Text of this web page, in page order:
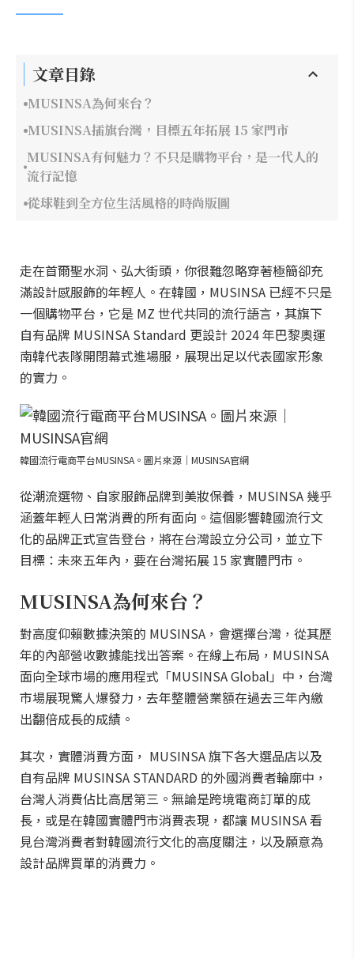
文章目錄
MUSINSA為何來台？
MUSINSA插旗台灣，目標五年拓展 15 家門市
MUSINSA有何魅力？不只是購物平台，是一代人的
流行記憶
從球鞋到全方位生活風格的時尚版圖
走在首爾聖水洞、弘大街頭，你很難忽略穿著極簡卻充
滿設計感服飾的年輕人。在韓國，MUSINSA 已經不只是
一個購物平台，它是 MZ 世代共同的流行語言，其旗下
自有品牌 MUSINSA Standard 更設計 2024 年巴黎奧運
南韓代表隊開閉幕式進場服，展現出足以代表國家形象
的實力。
韓國流行電商平台MUSINSA。圖片來源｜MUSINSA官網
從潮流選物、自家服飾品牌到美妝保養，MUSINSA 幾乎
涵蓋年輕人日常消費的所有面向。這個影響韓國流行文
化的品牌正式宣告登台，將在台灣設立分公司，並立下
目標：未來五年內，要在台灣拓展 15 家實體門市。
MUSINSA為何來台？
對高度仰賴數據決策的 MUSINSA，會選擇台灣，從其歷
年的內部營收數據能找出答案。在線上布局，MUSINSA
面向全球市場的應用程式「MUSINSA Global」中，台灣
市場展現驚人爆發力，去年整體營業額在過去三年內繳
出翻倍成長的成績。
其次，實體消費方面， MUSINSA 旗下各大選品店以及
自有品牌 MUSINSA STANDARD 的外國消費者輪廓中，
台灣人消費佔比高居第三。無論是跨境電商訂單的成
長，或是在韓國實體門市消費表現，都讓 MUSINSA 看
見台灣消費者對韓國流行文化的高度關注，以及願意為
設計品牌買單的消費力。